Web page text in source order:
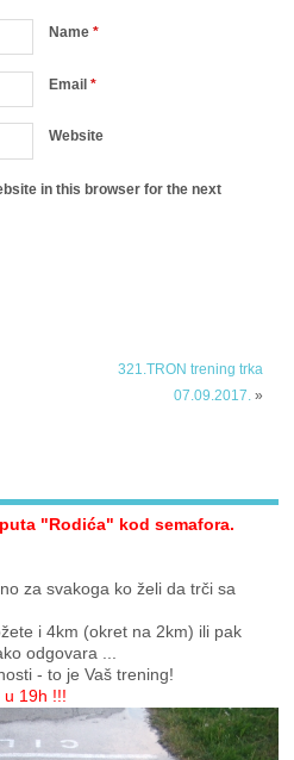
Name*
Email*
Website
in this browser for the next
321.TRON trening trka
07.09.2017.»
"Rodića" kod semafora.
za svakoga ko želi da trči sa
i 4km (okret na 2km) ili pak
odgovara ...
- to je Vaš trening!
u 19h !!!